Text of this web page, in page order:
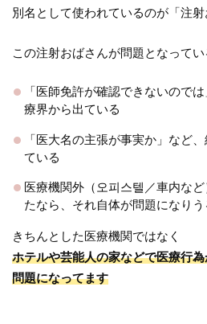
別名として使われているのが「注射
この注射おばさんが問題となってい
「医師免許が確認できないので
療界から出ている
「医大名の主張が事実か」など
ている
医療機関外（오피스텔／車内な
たなら、それ自体が問題になり
きちんとした医療機関ではなく
ホテルや芸能人の家などで医療行
問題になってます